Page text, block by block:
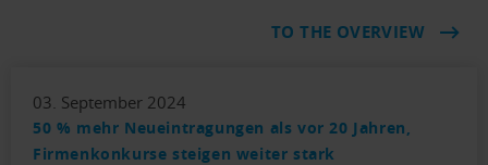
TO THE OVERVIEW
03. September 2024
50 % mehr Neueintragungen als vor 20 Jahren,
Firmenkonkurse steigen weiter stark